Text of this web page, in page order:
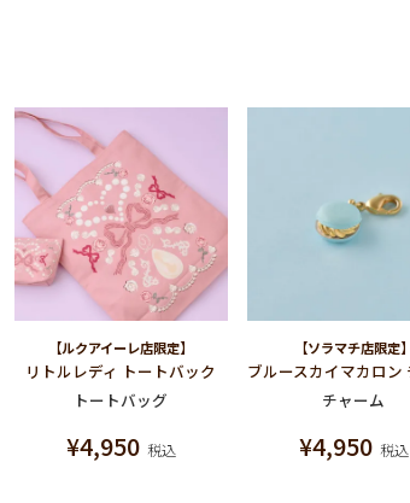
【ルクアイーレ店限定】
リトルレディ トートバック
トートバッグ
¥4,950 税込
【ソラマチ店限定】
チャーム
¥4,950 税込